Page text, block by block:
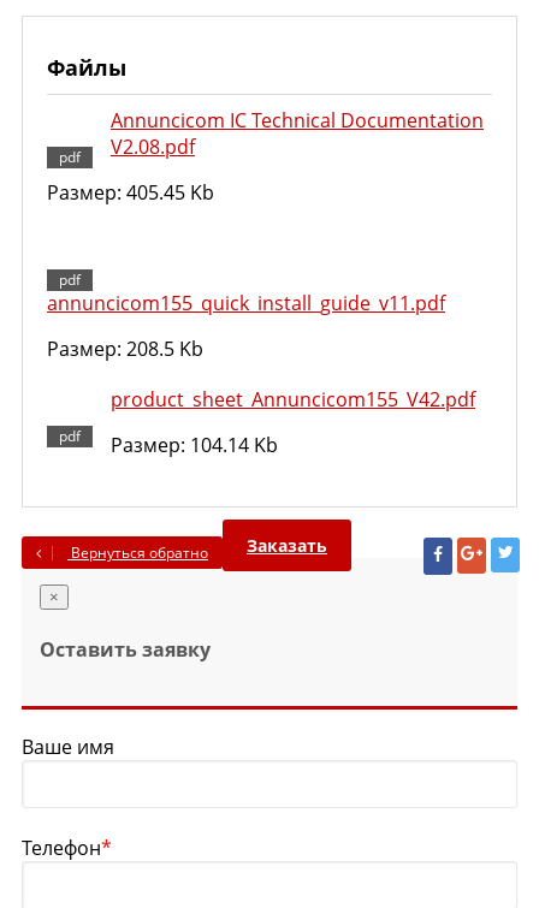
Файлы
Annuncicom IC Technical Documentation
V2.08.pdf
Размер: 405.45 Kb
annuncicom155_quick_install_guide_v11.pdf
Размер: 208.5 Kb
product_sheet_Annuncicom155_V42.pdf
Размер: 104.14 Kb
Вернуться обратно Заказать
×
Оставить заявку
Ваше имя
Телефон*